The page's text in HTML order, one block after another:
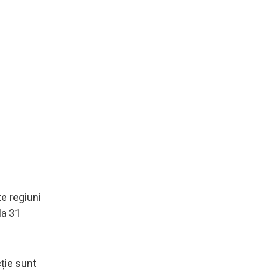
regiuni
31
sunt